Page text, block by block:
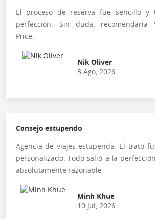
El proceso de reserva fue sencillo y
perfección. Sin duda, recomendaría
Price.
Nik Oliver
3 Ago, 2026
Consejo estupendo
Agencia de viajes estupenda. El trato
personalizado. Todo salió a la
absolutamente razonable
Minh Khue
10 Jul, 2026